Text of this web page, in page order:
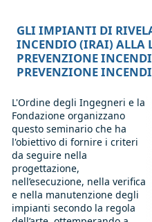
GLI IMPIANTI DI
INCENDIO (IRAI) ALLA
PREVENZIONE
PREVENZIONE
L'Ordine degli Ingegneri e la
Fondazione organizzano
questo seminario che ha
l'obiettivo di fornire i criteri
da seguire nella
progettazione,
nell’esecuzione, nella verifica
e nella manutenzione degli
impianti secondo la regola